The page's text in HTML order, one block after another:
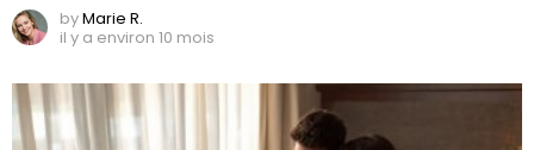
byMarie R.
il y a environ 10 mois